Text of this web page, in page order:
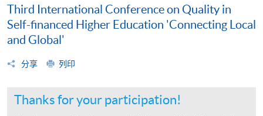
Third International Conference on Quality in
Self-financed Higher Education 'Connecting Local
and Global'
分享 列印
Thanks for your participation!